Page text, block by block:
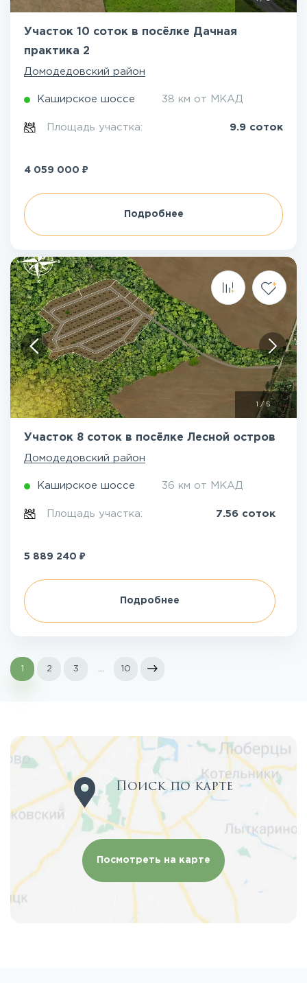
Участок 10 соток в посёлке Дачная
практика 2
Домодедовский район
Каширское шоссе 38 км от МКАД
Площадь участка: 9.9 соток
4 059 000 ₽
Подробнее
/ 5
Участок 8 соток в посёлке Лесной остров
Домодедовский район
Каширское шоссе 36 км от МКАД
Площадь участка: 7.56 соток
5 889 240 ₽
Подробнее
1 2 3 10
Поиск по карте
Посмотреть на карте